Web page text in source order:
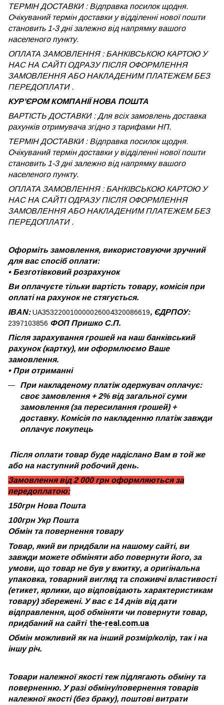
ТЕРМІН ДОСТАВКИ : Відправка посилок щодня.
Очікуваний термін доставки у відділенні нової пошти
становить 1-3 дні залежно від напрямку вашого
населеного пункту.
ОПЛАТА ЗАМОВЛЕННЯ : БАНКІВСЬКОЮ КАРТОЮ У
НАС НА САЙТІ ОДРАЗУ ПІСЛЯ ОФОРМЛЕННЯ
ЗАМОВЛЕННЯ АБО НАКЛАДЕНИМ ПЛАТЕЖЕМ БЕЗ
ПЕРЕДОПЛАТИ .
КУРʼЄРОМ КОМПАНІЇ НОВА ПОШТА
ВАРТІСТЬ ДОСТАВКИ : Для всіх замовлень доставка
рахунків отримувача згідно з тарифами НП.
ТЕРМІН ДОСТАВКИ : Відправка посилок щодня.
Очікуваний термін доставки у відділенні нової пошти
становить 1-3 дні залежно від напрямку вашого
населеного пункту.
ОПЛАТА ЗАМОВЛЕННЯ : БАНКІВСЬКОЮ КАРТОЮ У
НАС НА САЙТІ ОДРАЗУ ПІСЛЯ ОФОРМЛЕННЯ
ЗАМОВЛЕННЯ АБО НАКЛАДЕНИМ ПЛАТЕЖЕМБЕЗ
ПЕРЕДОПЛАТИ .
Оформіть замовлення, використовуючи зручний
для вас спосіб оплати:
• Безготівковий розрахунок
Ви оплачуєте тільки вартість товару, комісія при
оплаті на рахунок не стягується.
IBAN:UA353220010000026004320086619, ЄДРПОУ:
2397103856 ФОП Пришко С.П.
Після зарахування грошей на наш банківський
рахунок (картку), ми оформлюємо Ваше
замовлення.
•При отриманні
При накладеному платіж одержувач оплачує:
своє замовлення + 2% від загальної суми
замовлення (за пересилання грошей) +
доставку. Комісія по накладенню платіж завжди
оплачує покупець
Після оплати товар буде надіслано Вам в той же
або на наступний робочий день.
Замовлення від 2 000 грн оформляються за
передоплатою:
150грн Нова Пошта
100грн Укр Пошта
Обмін та повернення товару
Товар, який ви придбали на нашому сайті, ви
завжди можете обміняти або повернути його, за
умови, що товар не був у вжитку, а оригінальна
упаковка, товарний вигляд та споживчі властивості
(етикет, ярлики, що відповідають характеристикам
товару) збережені. У вас є 14 днів від дати
відправлення, щоб обміняти чи повернути товар,
придбаний на сайті the-real.com.ua
Обмін можливий як на інший розмір/колір, так і на
іншу річ.
Товари належної якості теж підлягають обміну та
поверненню. У разі обміну/повернення товарів
належної якості (без браку), поштові витрати